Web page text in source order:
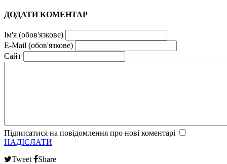
ДОДАТИ КОМЕНТАР
Ім'я (обов'язкове)
E-Mail (обов'язкове)
Сайт
Підписатися на повідомлення про нові коментарі
НАДІСЛАТИ
Tweet
Share